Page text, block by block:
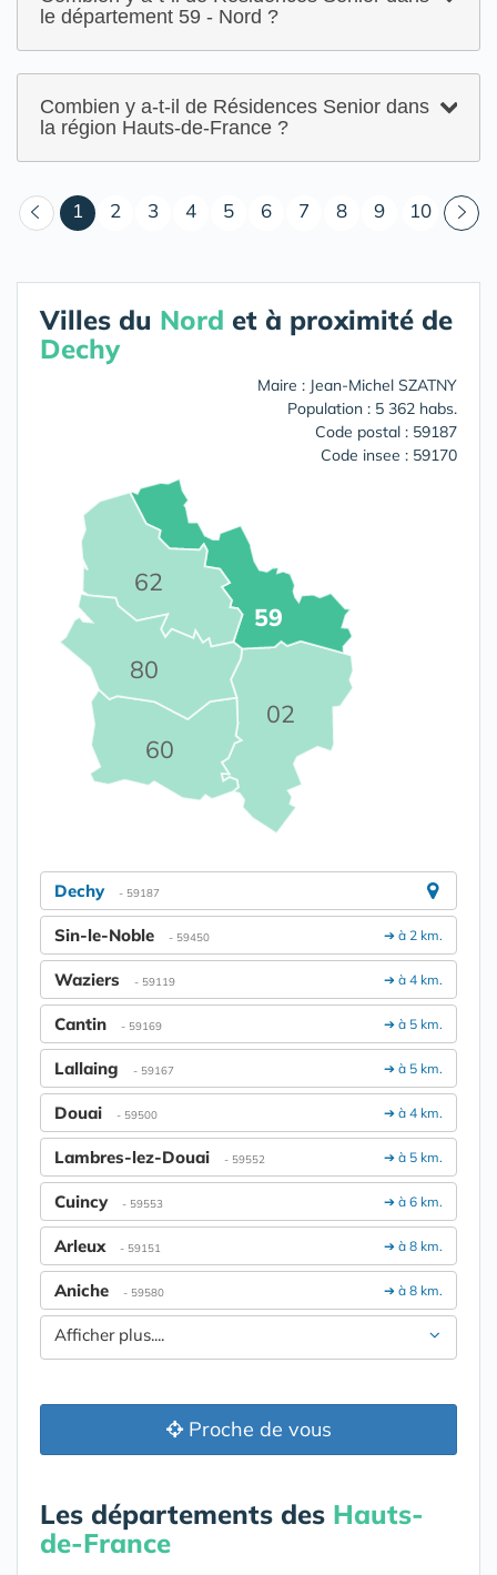
le département 59 - Nord ?
Combien y a-t-il de Résidences Senior dans
la région Hauts-de-France ?
1 (courant)
2 3 4 5 6 7 8 9 10
Villes du Nord et à proximité de
Dechy
Maire : Jean-Michel SZATNY
Population : 5 362 habs.
Code postal : 59187
Code insee : 59170
02
59
60
62
80
Dechy - 59187
➔ à 2 km.
Sin-le-Noble - 59450
➔ à 4 km.
Waziers - 59119
➔ à 5 km.
Cantin - 59169
➔ à 5 km.
Lallaing - 59167
➔ à 4 km.
Douai - 59500
➔ à 5 km.
Lambres-lez-Douai - 59552
➔ à 6 km.
Cuincy - 59553
➔ à 8 km.
Arleux - 59151
➔ à 8 km.
Aniche - 59580
Afficher plus....
Proche de vous
Les départements des Hauts-
de-France